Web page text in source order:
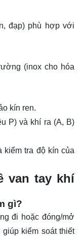
đạp) phù hợp với
(inox cho hóa
kín ren.
P) và khí ra (A, B)
kiểm tra độ kín của
van tay khí
gì?
đi hoặc đóng/mở
kiểm soát thiết